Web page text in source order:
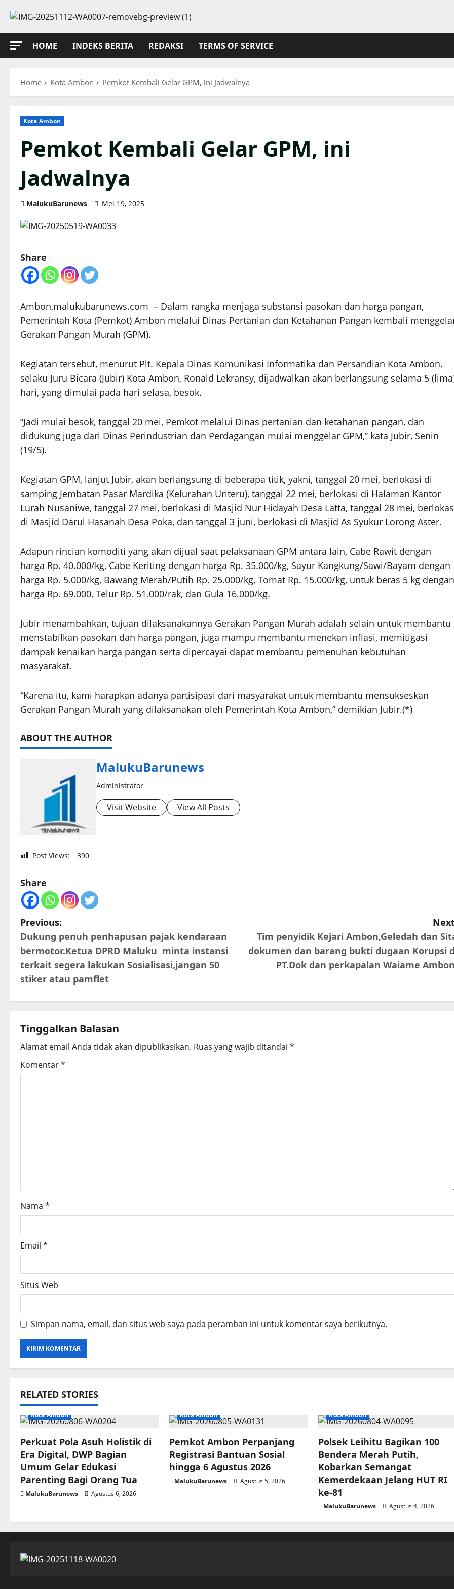
content
HOME
INDEKS BERITA REDAKSI TERMS OF SERVICE
Home Kota Ambon Pemkot Kembali Gelar GPM, ini Jadwalnya
Kota Ambon
Pemkot Kembali Gelar GPM, ini
Jadwalnya
MalukuBarunews Mei 19, 2025
Share
Ambon,malukubarunews.com – Dalam rangka menjaga substansi pasokan dan harga pangan,
Pemerintah Kota (Pemkot) Ambon melalui Dinas Pertanian dan Ketahanan Pangan kembali
Gerakan Pangan Murah (GPM).
Kegiatan tersebut, menurut Plt. Kepala Dinas Komunikasi Informatika dan Persandian Kota Ambon,
selaku Juru Bicara (Jubir) Kota Ambon, Ronald Lekransy, dijadwalkan akan berlangsung selama 5
hari, yang dimulai pada hari selasa, besok.
“Jadi mulai besok, tanggal 20 mei, Pemkot melalui Dinas pertanian dan ketahanan pangan, dan
didukung juga dari Dinas Perindustrian dan Perdagangan mulai menggelar GPM,” kata Jubir, Senin
(19/5).
Kegiatan GPM, lanjut Jubir, akan berlangsung di beberapa titik, yakni, tanggal 20 mei, berlokasi di
samping Jembatan Pasar Mardika (Kelurahan Uriteru), tanggal 22 mei, berlokasi di Halaman Kantor
Lurah Nusaniwe, tanggal 27 mei, berlokasi di Masjid Nur Hidayah Desa Latta, tanggal 28 mei,
di Masjid Darul Hasanah Desa Poka, dan tanggal 3 juni, berlokasi di Masjid As Syukur Lorong Aster.
Adapun rincian komoditi yang akan dijual saat pelaksanaan GPM antara lain, Cabe Rawit dengan
harga Rp. 40.000/kg, Cabe Keriting dengan harga Rp. 35.000/kg, Sayur Kangkung/Sawi/Bayam dengan
harga Rp. 5.000/kg, Bawang Merah/Putih Rp. 25.000/kg, Tomat Rp. 15.000/kg, untuk beras 5 kg dengan
harga Rp. 69.000, Telur Rp. 51.000/rak, dan Gula 16.000/kg.
Jubir menambahkan, tujuan dilaksanakannya Gerakan Pangan Murah adalah selain untuk membantu
menstabilkan pasokan dan harga pangan, juga mampu membantu menekan inflasi, memitigasi
dampak kenaikan harga pangan serta dipercayai dapat membantu pemenuhan kebutuhan
masyarakat.
“Karena itu, kami harapkan adanya partisipasi dari masyarakat untuk membantu mensukseskan
Gerakan Pangan Murah yang dilaksanakan oleh Pemerintah Kota Ambon,” demikian Jubir.(*)
ABOUT THE AUTHOR
MalukuBarunews
Administrator
Visit Website View All Posts
Post Views: 390
Share
P
o
s
t
a
v
i
n
Previous:
Dukung penuh penhapusan pajak kendaraan
bermotor.Ketua DPRD Maluku minta instansi
terkait segera lakukan Sosialisasi,jangan 50
stiker atau pamflet
Tim penyidik Kejari Ambon,Geledah dan
dokumen dan barang bukti dugaan Korupsi
PT.Dok dan perkapalan Waiame
Tinggalkan Balasan
Alamat email Anda tidak akan dipublikasikan. Ruas yang wajib ditandai *
Komentar*
Nama *
Email *
Situs Web
Simpan nama, email, dan situs web saya pada peramban ini untuk komentar saya berikutnya.
RELATED STORIES
Kota Ambon
Perkuat Pola Asuh Holistik di
Era Digital, DWP Bagian
Umum Gelar Edukasi
Parenting Bagi Orang Tua
MalukuBarunews Agustus 6, 2026
Kota Ambon
Pemkot Ambon Perpanjang
Registrasi Bantuan Sosial
hingga 6 Agustus 2026
MalukuBarunews Agustus 5, 2026
Kota Ambon
Polsek Leihitu Bagikan 100
Bendera Merah Putih,
Kobarkan Semangat
Kemerdekaan Jelang HUT RI
ke-81
MalukuBarunews Agustus 4, 2026